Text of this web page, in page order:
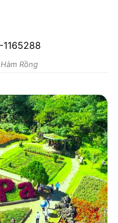
Rồng